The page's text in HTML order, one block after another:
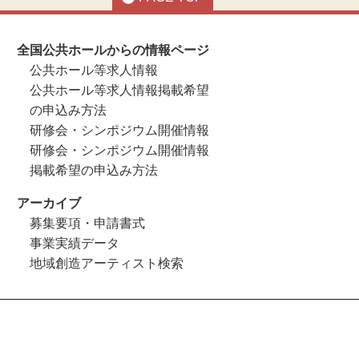
全国公共ホールからの情報ページ
公共ホール等求人情報
公共ホール等求人情報掲載希望
の申込み方法
研修会・シンポジウム開催情報
研修会・シンポジウム開催情報
掲載希望の申込み方法
アーカイブ
募集要項・申請書式
事業実績データ
地域創造アーティスト検索